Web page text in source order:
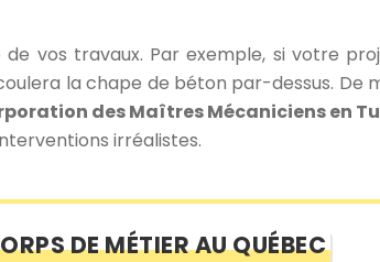
vos travaux. Par exemple, si votre
la chape de béton par-dessus.
des Maîtres Mécaniciens en
irréalistes.
DE MÉTIER AU QUÉBEC